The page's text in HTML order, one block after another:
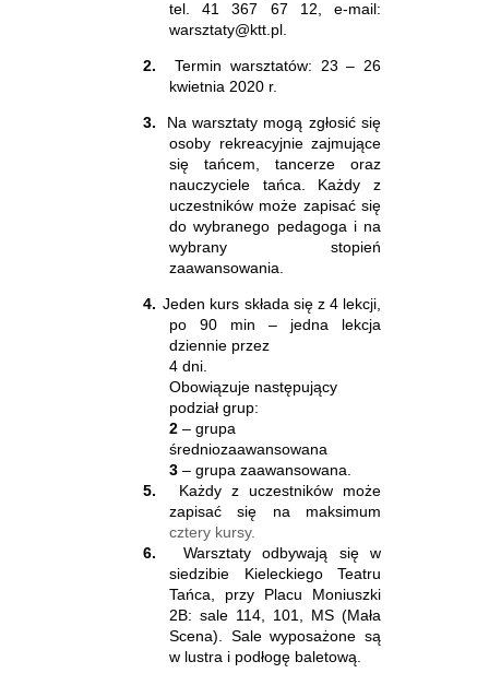
tel. 41 367 67 12, e-mail:
warsztaty@ktt.pl.
2.
Termin warsztatów: 23 – 26
kwietnia 2020 r.
3.
Na warsztaty mogą zgłosić się
osoby rekreacyjnie zajmujące
się tańcem, tancerze oraz
nauczyciele tańca. Każdy z
uczestników może zapisać się
do wybranego pedagoga i na
wybrany stopień
zaawansowania.
4. Jeden kurs składa się z 4 lekcji,
po 90 min – jedna lekcja
dziennie przez
4 dni.
Obowiązuje następujący
podział grup:
2 – grupa
średniozaawansowana
3 – grupa zaawansowana.
5.
Każdy z uczestników może
zapisać się na maksimum
cztery kursy.
6.
Warsztaty odbywają się w
siedzibie Kieleckiego Teatru
Tańca, przy Placu Moniuszki
2B: sale 114, 101, MS (Mała
Scena). Sale wyposażone są
w lustra i podłogę baletową.